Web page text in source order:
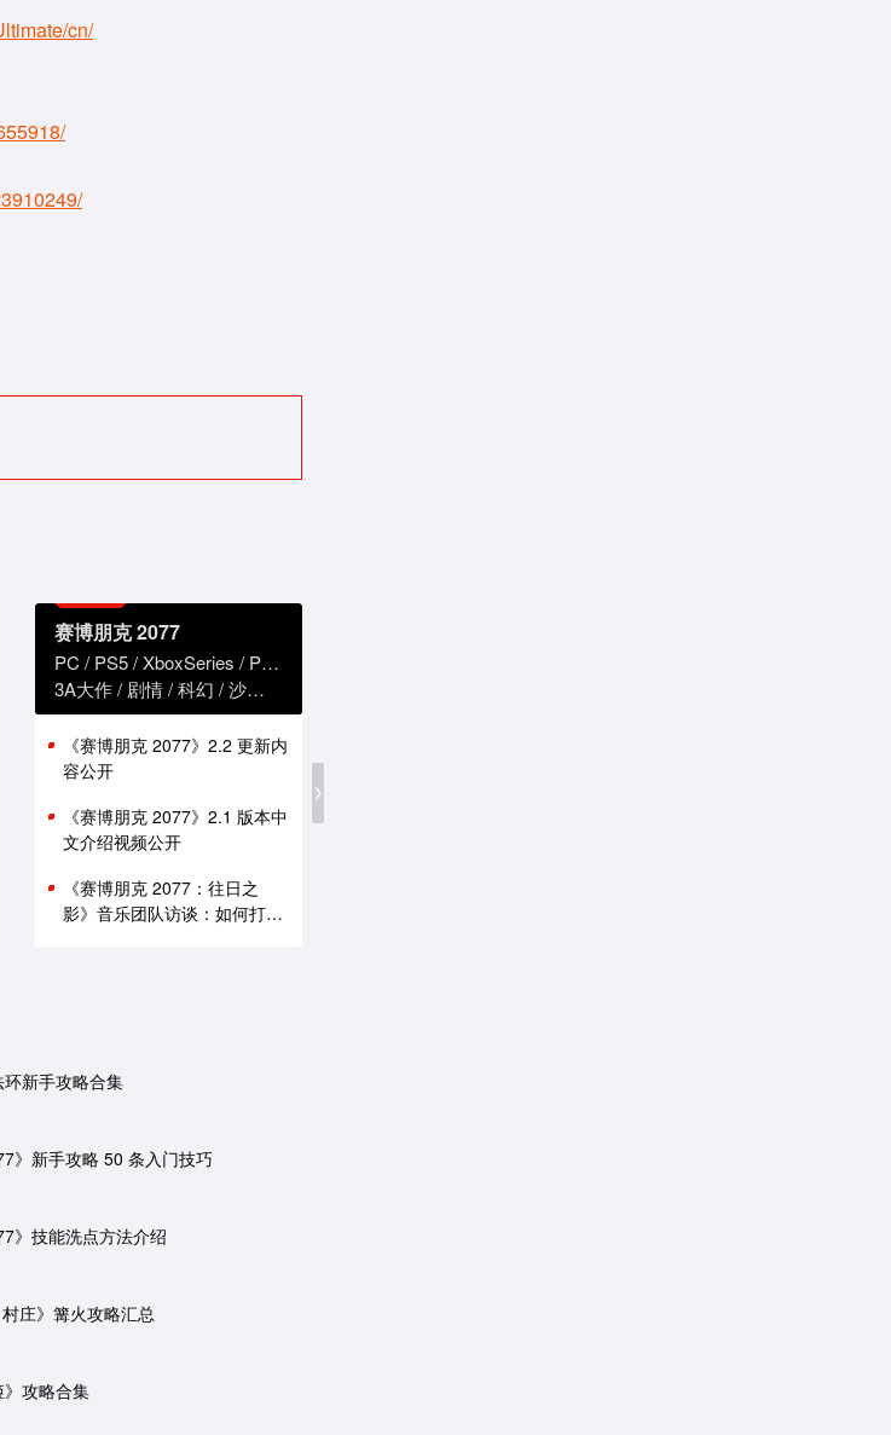
cn/
XboxOne
赛博朋克 2077
PC PS5 XboxSeries PS4
3A大作
剧情 科幻 沙盒
《赛博朋克 2077》2.2 更新内
容公开
《赛博朋克 2077》2.1 版本中
文介绍视频公开
《赛博朋克 2077：往日之
影》音乐团队访谈：如何打造
新手攻略合集
》新手攻略 50 条入门技巧
》技能洗点方法介绍
村庄》篝火攻略汇总
》攻略合集